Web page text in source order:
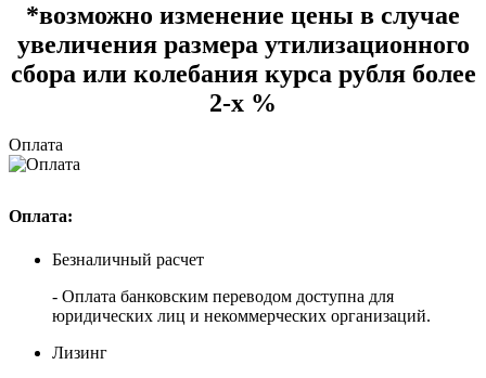
*возможно изменение цены в случае
увеличения размера утилизационного
сбора или колебания курса рубля более
2-х %
Оплата
Оплата:
Безналичный расчет
- Оплата банковским переводом доступна для
юридических лиц и некоммерческих организаций.
Лизинг